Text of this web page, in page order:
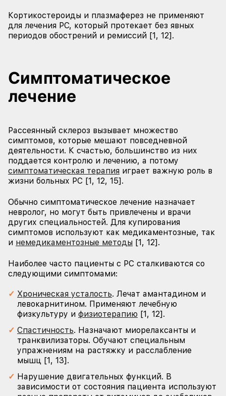
Кортикостероиды и плазмаферез не применяют
для лечения РС, который протекает без явных
периодов обострений и ремиссий [1, 12].
Симптоматическое
лечение
Рассеянный склероз вызывает множество
симптомов, которые мешают повседневной
деятельности. К счастью, большинство из них
поддается контролю и лечению, а потому
симптоматическая терапия играет важную роль в
жизни больных РС [1, 12, 15].
Обычно симптоматическое лечение назначает
невролог, но могут быть привлечены и врачи
других специальностей. Для купирования
симптомов используют как медикаментозные, так
и немедикаментозные методы [1, 12].
Наиболее часто пациенты с РС сталкиваются со
следующими симптомами:
Хроническая усталость. Лечат амантадином и
левокарнитином. Применяют лечебную
физкультуру и физиотерапию [1, 12].
Спастичность. Назначают миорелаксанты и
транквилизаторы. Обучают специальным
упражнениям на растяжку и расслабление
мышц [1, 13].
Нарушение двигательных функций. В
зависимости от состояния пациента используют